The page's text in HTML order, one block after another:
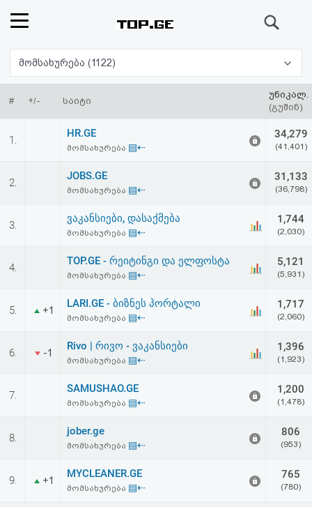
რეიტინგი
(მთავარი)
ფოსტა
ავტორიზაცია
რეგისტრაცია
პაროლის
აღდგენა
HTML
შეთანხმება
მომსახურება (1122)
# +/- საიტი
უნიკალ.
(გუშინ)
1.
HR.GE
მომსახურება ▤⇠
34,279
(41,401)
2.
JOBS.GE
მომსახურება ▤⇠
31,133
(36,798)
3.
ვაკანსიები, დასაქმება
მომსახურება ▤⇠
1,744
(2,030)
4.
TOP.GE - რეიტინგი და ელფოსტა
მომსახურება ▤⇠
5,121
(5,931)
5. +1
LARI.GE - ბიზნეს პორტალი
მომსახურება ▤⇠
1,717
(2,060)
6. -1
Rivo | რივო - ვაკანსიები
მომსახურება ▤⇠
1,396
(1,923)
7.
SAMUSHAO.GE
მომსახურება ▤⇠
1,200
(1,478)
8.
jober.ge
მომსახურება ▤⇠
806
(953)
9. +1
MYCLEANER.GE
მომსახურება ▤⇠
765
(780)